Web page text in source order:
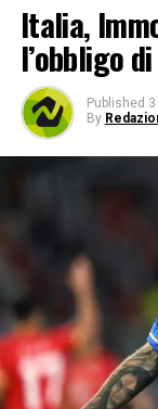
Italia,
l’obbligo
Published
By